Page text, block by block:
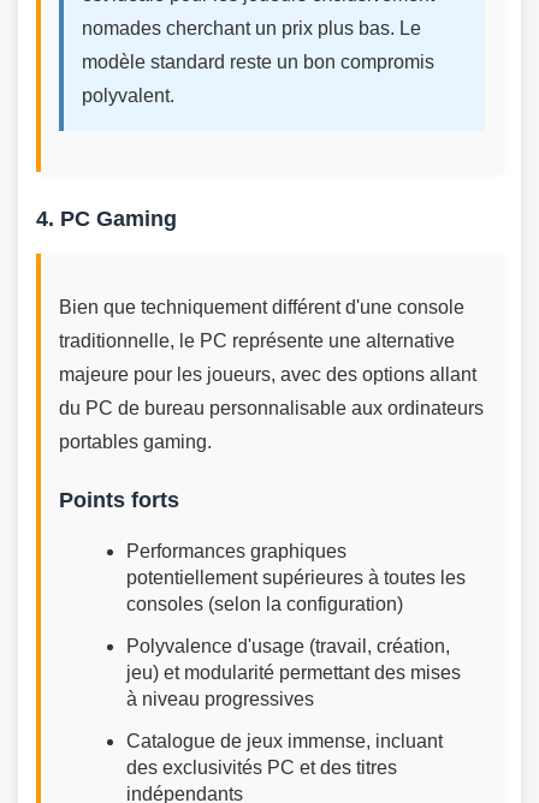
nomades cherchant un prix plus bas. Le
modèle standard reste un bon compromis
polyvalent.
4. PC Gaming
Bien que techniquement différent d'une console
traditionnelle, le PC représente une alternative
majeure pour les joueurs, avec des options allant
du PC de bureau personnalisable aux ordinateurs
portables gaming.
Points forts
Performances graphiques
potentiellement supérieures à toutes les
consoles (selon la configuration)
Polyvalence d'usage (travail, création,
jeu) et modularité permettant des mises
à niveau progressives
Catalogue de jeux immense, incluant
des exclusivités PC et des titres
indépendants